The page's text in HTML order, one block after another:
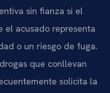
sin fianza si el
el acusado representa
o un riesgo de fuga.
que conllevan
solicita la